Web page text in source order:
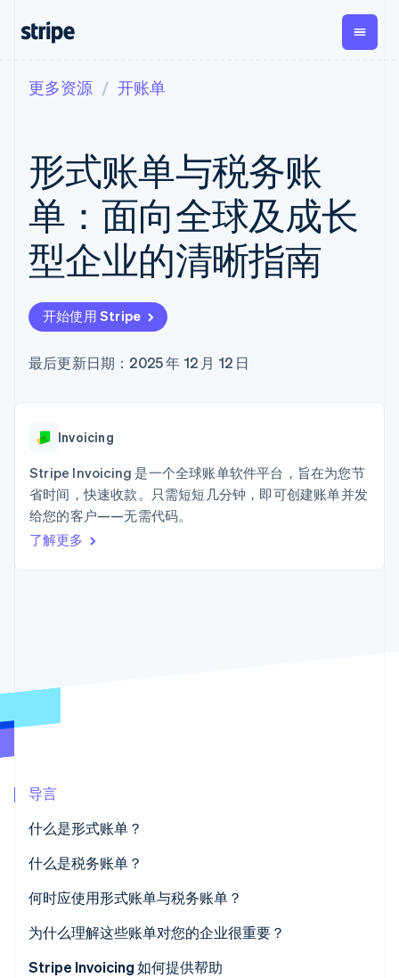
支付
在线支付
Managed
Payments
备案商家解决
方案
Payment links
无代码支付
预构建支付界
面
Elements
灵活的 UI 组件
Payment
接入 125+ 种支
Terminal
Authorization
Boost
支付成功率优
化
Link
加速结账
营收
经常性收入
Metronome
按用量计费
Subscriptions
订阅管理
Invoicing
一次性或定期
Tax
销售税和增值
Revenue
Recognition
Stripe Sigma
Global
Payouts
向第三
方打款
Crypto
钱包、
稳定币
Radar
Atlas
碳移除
Stripe Sessions 2026
了解 Stripe 如何为 AI 构建经济基础设施。
立即观看
按企业阶段
按应用场景
智能体商务
加密货币
电子商务
嵌入式金融
财务自动化
全球化企业
交易市场
按行业
AI 企业
酒店、旅游与休闲
文档
库与 SDK
Stripe Apps
指南
接受线上付款
实施预置结账流程
构建平台或交易市场
管理订阅
发行稳定币支持的支付卡
资源
应用集成
代码示例
学习
指南
支持
获取支持
托管支持方案
专业服务
公司
Stripe Press
联系销售
更多资源 开账单
形式账单与税务账
单：面向全球及成长
型企业的清晰指南
开始使用 Stripe
最后更新日期：2025 年 12 月 12 日
Invoicing
Stripe Invoicing 是一个全球账单软件平台，旨在为您节
省时间，快速收款。只需短短几分钟，即可创建账单并发
给您的客户——无需代码。
了解更多
导言
什么是形式账单？
什么是税务账单？
何时应使用形式账单与税务账单？
为什么理解这些账单对您的企业很重要？
现金流与预测
Stripe Invoicing 如何提供帮助